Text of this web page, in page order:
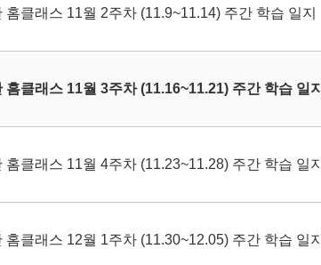
홈클래스 11월 2주차 (11.9~11.14) 주간 학습 일지
홈클래스 11월 3주차 (11.16~11.21) 주간 학습 일지
홈클래스 11월 4주차 (11.23~11.28) 주간 학습 일지
홈클래스 12월 1주차 (11.30~12.05) 주간 학습 일지